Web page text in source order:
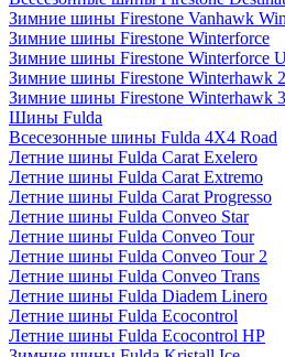
Зимние шины Firestone Vanhawk
Зимние шины Firestone Winterforce
Зимние шины Firestone Winterforce
Зимние шины Firestone Winterhawk 2
Зимние шины Firestone Winterhawk 3
Шины Fulda
Всесезонные шины Fulda 4X4 Road
Летние шины Fulda Carat Exelero
Летние шины Fulda Carat Extremo
Летние шины Fulda Carat Progresso
Летние шины Fulda Conveo Star
Летние шины Fulda Conveo Tour
Летние шины Fulda Conveo Tour 2
Летние шины Fulda Conveo Trans
Летние шины Fulda Diadem Linero
Летние шины Fulda Ecocontrol
Летние шины Fulda Ecocontrol HP